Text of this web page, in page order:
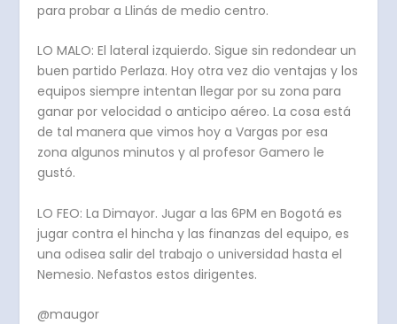
para probar a Llinás de medio centro.
LO MALO: El lateral izquierdo. Sigue sin redondear un
buen partido Perlaza. Hoy otra vez dio ventajas y los
equipos siempre intentan llegar por su zona para
ganar por velocidad o anticipo aéreo. La cosa está
de tal manera que vimos hoy a Vargas por esa
zona algunos minutos y al profesor Gamero le
gustó.
LO FEO: La Dimayor. Jugar a las 6PM en Bogotá es
jugar contra el hincha y las finanzas del equipo, es
una odisea salir del trabajo o universidad hasta el
Nemesio. Nefastos estos dirigentes.
@maugor